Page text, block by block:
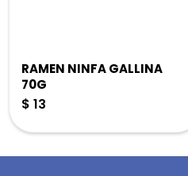
RAMEN NINFA GALLINA
70G
$ 13